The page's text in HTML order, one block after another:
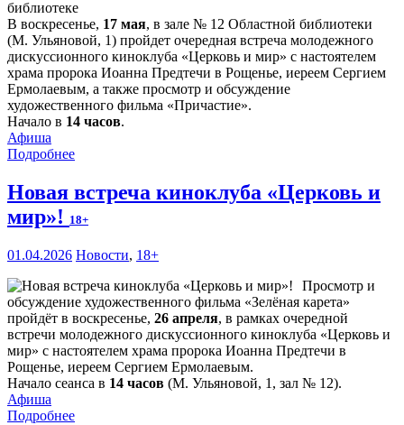
В воскресенье, 17 мая, в зале № 12 Областной библиотеки
(М. Ульяновой, 1) пройдет очередная встреча молодежного
дискуссионного киноклуба «Церковь и мир» с настоятелем
храма пророка Иоанна Предтечи в Рощенье, иереем Сергием
Ермолаевым, а также просмотр и обсуждение
художественного фильма «Причастие».
Начало в 14 часов.
Афиша
Подробнее
Новая встреча киноклуба «Церковь и
мир»! 18+
01.04.2026 Новости, 18+
Просмотр и
обсуждение художественного фильма «Зелёная карета»
пройдёт в воскресенье, 26 апреля, в рамках очередной
встречи молодежного дискуссионного киноклуба «Церковь и
мир» с настоятелем храма пророка Иоанна Предтечи в
Рощенье, иереем Сергием Ермолаевым.
Начало сеанса в 14 часов (М. Ульяновой, 1, зал № 12).
Афиша
Подробнее